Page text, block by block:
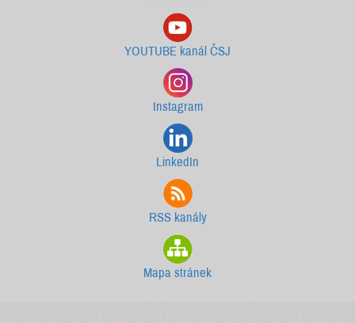
YOUTUBE kanál ČSJ
Instagram
LinkedIn
RSS kanály
Mapa stránek